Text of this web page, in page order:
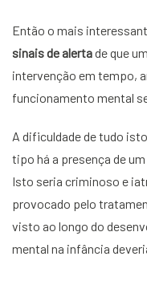
Então o mais
sinais de alertade que
intervenção em tempo,
funcionamento mental
A dificuldade de tudo
tipo há a presença de
Isto seria criminoso e
provocado pelo
visto ao longo do
mental na infância